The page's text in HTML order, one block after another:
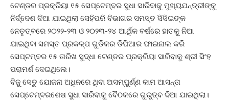
ଟେଣ୍ଡର ପ୍ରକ୍ରିୟା ୧୫ ସେପ୍ଟେମ୍ବର ସୁଧା ସାରିବାକୁ ମୁଖ୍ୟଯନ୍ତ୍ରୀଙ୍କୁ
ନିର୍ଦ୍ଦେଶ ଦିଆ ଯାଇଥିଲା ସେହିପରି ବିଭାଗର ସମସ୍ତ ସିସିଇଙ୍କ
ନେତୃତ୍ବରେ ୨୦୨୨-୨୩ ଓ ୨୦୨୩-୨୪ ଆର୍ଥିକ ବର୍ଷରେ ହାତକୁ ନିଆ
ଯାଇଥିବା ସମସ୍ତ ପ୍ରକଳ୍ପ ଗୁଡିକର ଡିପିଆର ଫାଇନାଲ କରି
ସେପ୍ଟମ୍ବର ୧୫ ତାରିଖ ସୁଦ୍ଧା ଟେଣ୍ଡର ପ୍ରକ୍ରିୟା ସାରିବାକୁ ଶ୍ରୀ ସିଂହ
ପରାମର୍ଶ ଦେଇଥିଲେ।
ବିଜୁ ସେତୁ ଯୋଜନା ଅଧିନରେ ଥିବା ଅସମ୍ପୁର୍ଣ୍ଣ କାମ ଆସନ୍ତା
ସେପ୍ଟେମ୍ବରଶେଷ ସୁଧା ସାରିବାକୁ ବୈଠକରେ ଗୁରୁତ୍ବ ଦିଆ ଯାଇଥିଲା।